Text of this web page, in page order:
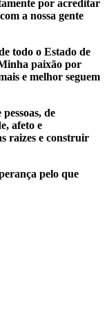
por acreditar
a nossa gente
todo o Estado de
paixão por
e melhor seguem
de
afeto e
raizes e construir
pelo que